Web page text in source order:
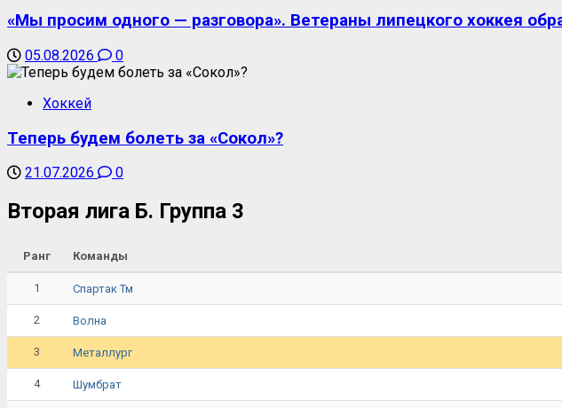
«Мы просим одного — разговора». Ветераны липецкого хоккея
05.08.2026 0
Хоккей
Теперь будем болеть за «Сокол»?
21.07.2026 0
Вторая лига Б. Группа 3
Ранг Команды
1 Спартак Тм
2 Волна
3 Металлург
4 Шумбрат